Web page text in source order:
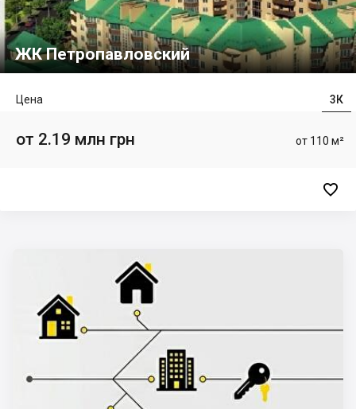
ЖК Петропавловский
3К
Цена
от 110 м²
от 2.19 млн грн
